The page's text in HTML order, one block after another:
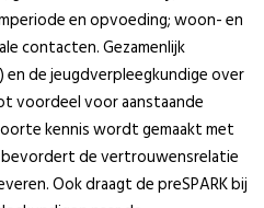
en opvoeding; woon- en
contacten. Gezamenlijk
en de jeugdverpleegkundige over
voordeel voor aanstaande
kennis wordt gemaakt met
de vertrouwensrelatie
Ook draagt de preSPARK bij